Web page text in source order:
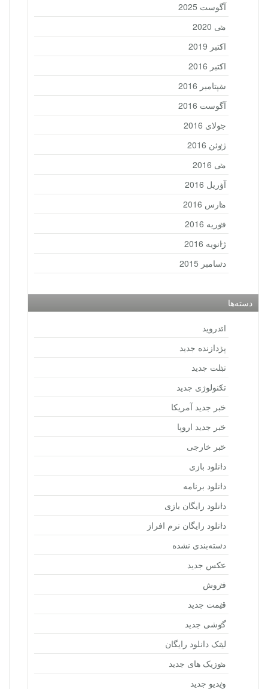
آگوست 2025
می 2020
اکتبر 2019
اکتبر 2016
سپتامبر 2016
آگوست 2016
جولای 2016
ژوئن 2016
می 2016
آوریل 2016
مارس 2016
فوریه 2016
ژانویه 2016
دسامبر 2015
دسته‌ها
اندروید
پردازنده جدید
تبلت جدید
تکنولوژی جدید
خبر جدید آمریکا
خبر جدید اروپا
خبر خارجی
دانلود بازی
دانلود برنامه
دانلود رایگان بازی
دانلود رایگان نرم افراز
دسته‌بندی نشده
عکس جدید
فروش
قیمت جدید
گوشی جدید
لینک دانلود رایگان
موزیک های جدید
ویدیو جدید